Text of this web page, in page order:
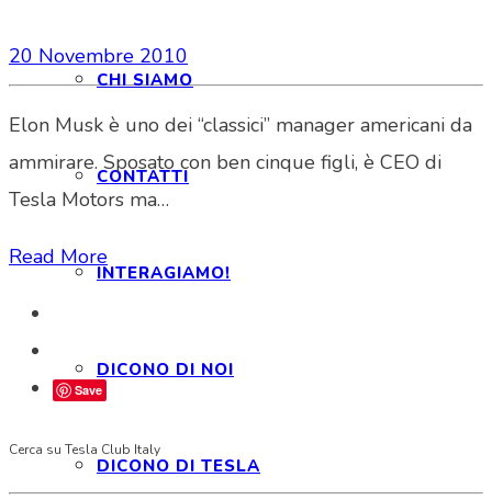
CHI SIAMO
CONTATTI
INTERAGIAMO!
DICONO DI NOI
DICONO DI TESLA
20 Novembre 2010
Elon Musk è uno dei “classici” manager americani da
ammirare. Sposato con ben cinque figli, è CEO di
Tesla Motors ma…
Read More
Save
Cerca su Tesla Club Italy